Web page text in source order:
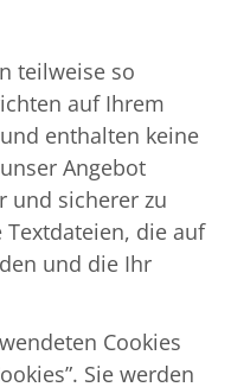
teilweise so
auf Ihrem
enthalten keine
Angebot
und sicherer zu
die auf
und die Ihr
Cookies
Sie werden